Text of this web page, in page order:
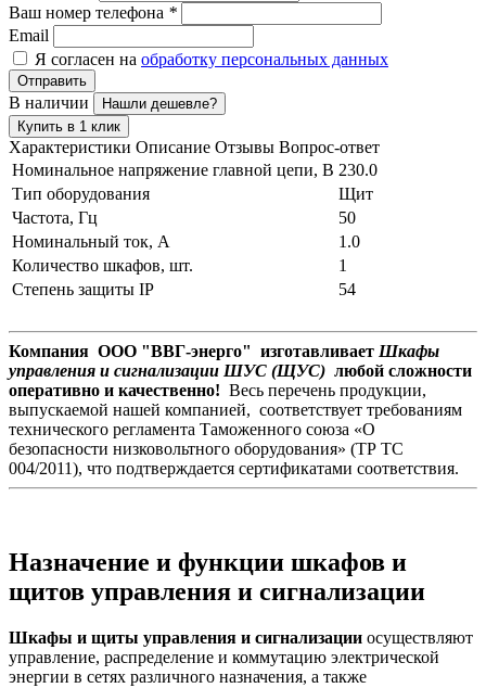
Ваш номер телефона *
Email
Я согласен на обработку персональных данных
Отправить
В наличии
Нашли дешевле?
Купить в 1 клик
Характеристики Описание Отзывы Вопрос-ответ
Номинальное напряжение главной цепи, В 230.0
Тип оборудования
Щит
Частота, Гц
50
Номинальный ток, А
1.0
Количество шкафов, шт.
1
Степень защиты IP
54
Компания ООО "ВВГ-энерго" изготавливает Шкафы
управления и сигнализации ШУС (ЩУС) любой сложности
оперативно и качественно! Весь перечень продукции,
выпускаемой нашей компанией, соответствует требованиям
технического регламента Таможенного союза «О
безопасности низковольтного оборудования» (ТР ТС
004/2011), что подтверждается сертификатами соответствия.
Назначение и функции шкафов и
щитов управления и сигнализации
Шкафы и щиты управления и сигнализации осуществляют
управление, распределение и коммутацию электрической
энергии в сетях различного назначения, а также